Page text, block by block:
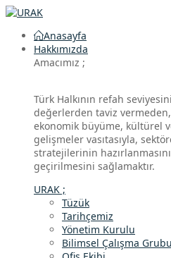
Anasayfa
Hakkımızda
Amacımız ;
Türk Halkının refah
değerlerden taviz
ekonomik büyüme, kültürel
gelişmeler vasıtasıyla,
stratejilerinin
geçirilmesini sağlamaktır.
URAK ;
Tüzük
Tarihçemiz
Yönetim Kurulu
Bilimsel Çalışma Grubu